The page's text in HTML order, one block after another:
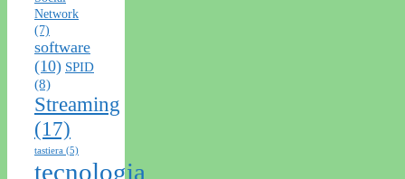
Network
(7)
software
(10) SPID
(8)
Streaming
(17)
tastiera (5)
tecnologia